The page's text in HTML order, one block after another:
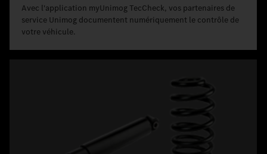
Avec l'application myUnimog TecCheck, vos partenaires de
service Unimog documentent numériquement le contrôle de
votre véhicule.